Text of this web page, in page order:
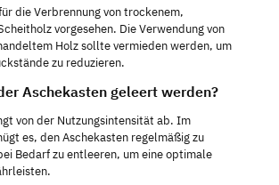
die Verbrennung von trockenem,
vorgesehen. Die Verwendung von
Holz sollte vermieden werden, um
zu reduzieren.
Aschekasten geleert werden?
von der Nutzungsintensität ab. Im
es, den Aschekasten regelmäßig zu
Bedarf zu entleeren, um eine optimale